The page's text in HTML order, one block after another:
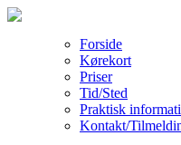
Forside
Kørekort
Priser
Tid/Sted
Praktisk
Kontakt/